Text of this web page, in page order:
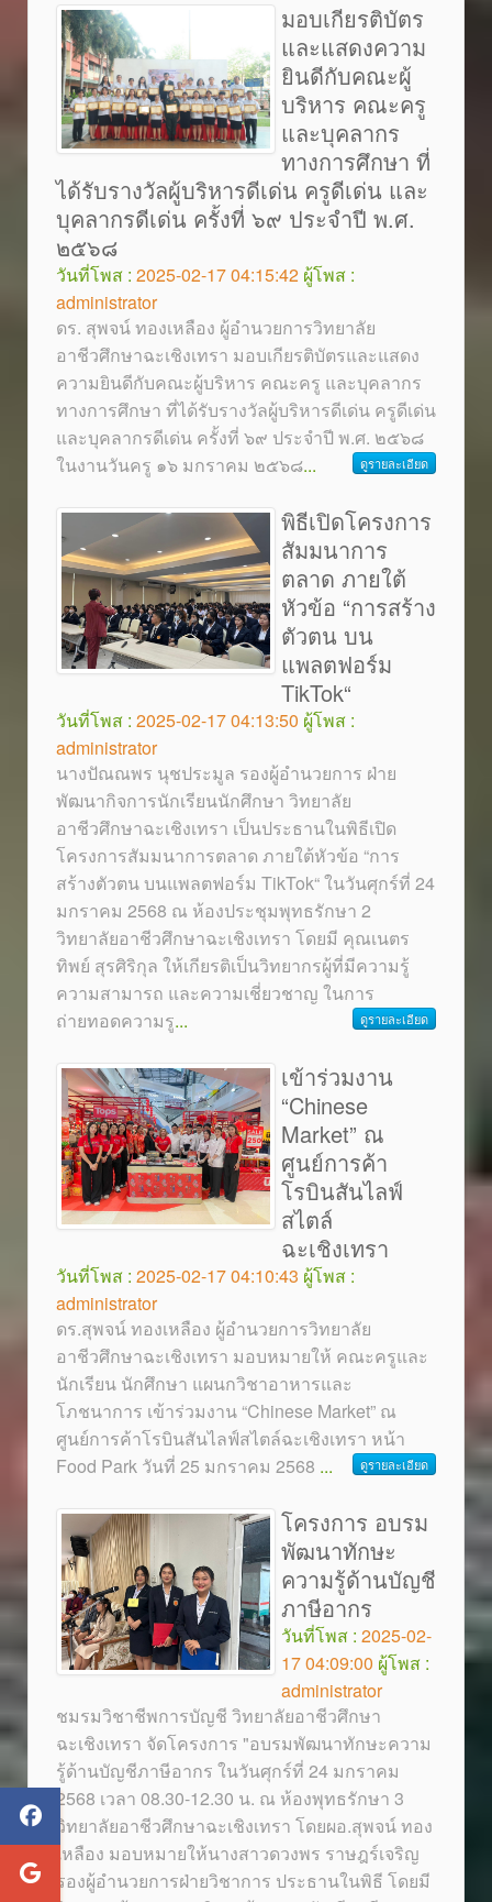
มอบเกียรติบัตร
และแสดงความ
ยินดีกับคณะผู้
บริหาร คณะครู
และบุคลากร
ทางการศึกษา ที่
ได้รับรางวัลผู้บริหารดีเด่น ครูดีเด่น และ
บุคลากรดีเด่น ครั้งที่ ๖๙ ประจำปี พ.ศ.
๒๕๖๘
วันที่โพส : 2025-02-17 04:15:42 ผู้โพส :
administrator
ดร. สุพจน์ ทองเหลือง ผู้อำนวยการวิทยาลัย
อาชีวศึกษาฉะเชิงเทรา มอบเกียรติบัตรและแสดง
ความยินดีกับคณะผู้บริหาร คณะครู และบุคลากร
ทางการศึกษา ที่ได้รับรางวัลผู้บริหารดีเด่น ครูดีเด่น
และบุคลากรดีเด่น ครั้งที่ ๖๙ ประจำปี พ.ศ. ๒๕๖๘
ในงานวันครู ๑๖ มกราคม ๒๕๖๘... ดูรายละเอียด
พิธีเปิดโครงการ
สัมมนาการ
ตลาด ภายใต้
หัวข้อ “การสร้าง
ตัวตน บน
แพลตฟอร์ม
TikTok“
วันที่โพส : 2025-02-17 04:13:50 ผู้โพส :
administrator
นางปัณณพร นุชประมูล รองผู้อำนวยการ ฝ่าย
พัฒนากิจการนักเรียนนักศึกษา วิทยาลัย
อาชีวศึกษาฉะเชิงเทรา เป็นประธานในพิธีเปิด
โครงการสัมมนาการตลาด ภายใต้หัวข้อ “การ
สร้างตัวตน บนแพลตฟอร์ม TikTok“ ในวันศุกร์ที่ 24
มกราคม 2568 ณ ห้องประชุมพุทธรักษา 2
วิทยาลัยอาชีวศึกษาฉะเชิงเทรา โดยมี คุณเนตร
ทิพย์ สุรศิริกุล ให้เกียรติเป็นวิทยากรผู้ที่มีความรู้
ความสามารถ และความเชี่ยวชาญ ในการ
ถ่ายทอดความรู... ดูรายละเอียด
เข้าร่วมงาน
“Chinese
Market” ณ
ศูนย์การค้า
โรบินสันไลฟ์
สไตล์
ฉะเชิงเทรา
วันที่โพส : 2025-02-17 04:10:43 ผู้โพส :
administrator
ดร.สุพจน์ ทองเหลือง ผู้อำนวยการวิทยาลัย
อาชีวศึกษาฉะเชิงเทรา มอบหมายให้ คณะครูและ
นักเรียน นักศึกษา แผนกวิชาอาหารและ
โภชนาการ เข้าร่วมงาน “Chinese Market” ณ
ศูนย์การค้าโรบินสันไลฟ์สไตล์ฉะเชิงเทรา หน้า
Food Park วันที่ 25 มกราคม 2568 ... ดูรายละเอียด
โครงการ อบรม
พัฒนาทักษะ
ความรู้ด้านบัญชี
ภาษีอากร
วันที่โพส : 2025-02-
17 04:09:00 ผู้โพส :
administrator
ชมรมวิชาชีพการบัญชี วิทยาลัยอาชีวศึกษา
ฉะเชิงเทรา จัดโครงการ "อบรมพัฒนาทักษะความ
รู้ด้านบัญชีภาษีอากร ในวันศุกร์ที่ 24 มกราคม
2568 เวลา 08.30-12.30 น. ณ ห้องพุทธรักษา 3
วิทยาลัยอาชีวศึกษาฉะเชิงเทรา โดยผอ.สุพจน์ ทอง
เหลือง มอบหมายให้นางสาวดวงพร ราษฎร์เจริญ
รองผู้อำนวยการฝ่ายวิชาการ ประธานในพิธี โดยมี